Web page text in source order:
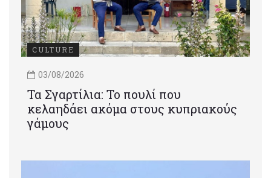
CULTURE
03/08/2026
Τα Σγαρτίλια: Το πουλί που
κελαηδάει ακόμα στους κυπριακούς
γάμους